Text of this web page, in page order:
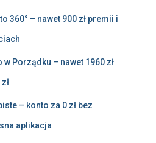
360° – nawet 900 zł premii i
w Porządku – nawet 1960 zł
– konto za 0 zł bez
aplikacja